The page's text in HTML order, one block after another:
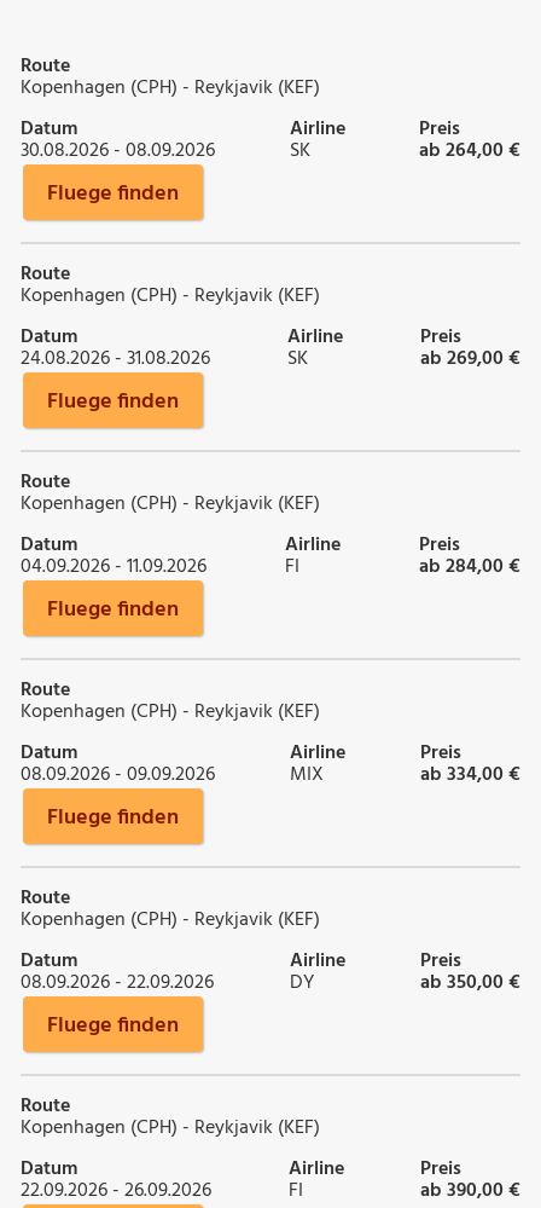
Route
Kopenhagen (CPH) - Reykjavik (KEF)
Datum
30.08.2026 - 08.09.2026
Airline
SK
Preis
ab 264,00 €
Fluege finden
Route
Kopenhagen (CPH) - Reykjavik (KEF)
Datum
24.08.2026 - 31.08.2026
Airline
SK
Preis
ab 269,00 €
Fluege finden
Route
Kopenhagen (CPH) - Reykjavik (KEF)
Datum
04.09.2026 - 11.09.2026
Airline
FI
Preis
ab 284,00 €
Fluege finden
Route
Kopenhagen (CPH) - Reykjavik (KEF)
Datum
08.09.2026 - 09.09.2026
Airline
MIX
Preis
ab 334,00 €
Fluege finden
Route
Kopenhagen (CPH) - Reykjavik (KEF)
Datum
08.09.2026 - 22.09.2026
Airline
DY
Preis
ab 350,00 €
Fluege finden
Route
Kopenhagen (CPH) - Reykjavik (KEF)
Datum
22.09.2026 - 26.09.2026
Airline
FI
Preis
ab 390,00 €